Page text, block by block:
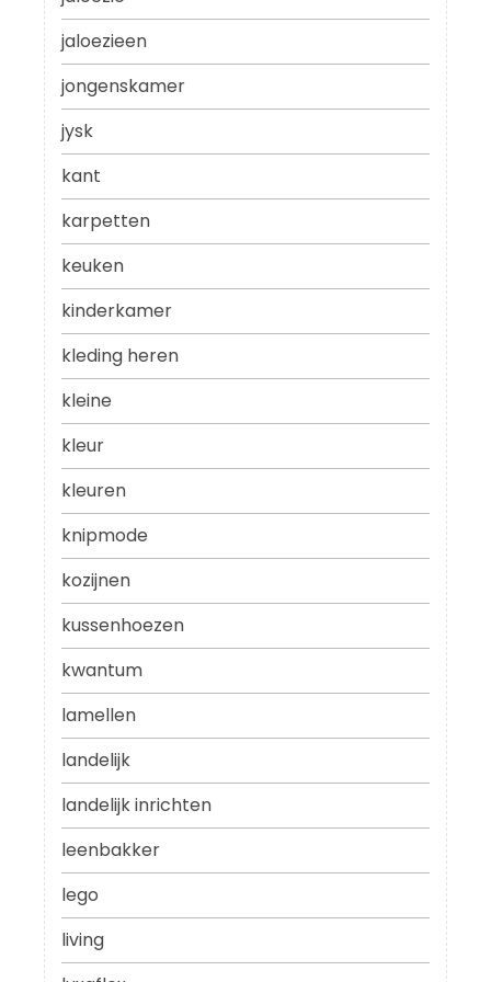
jaloezieen
jongenskamer
jysk
kant
karpetten
keuken
kinderkamer
kleding heren
kleine
kleur
kleuren
knipmode
kozijnen
kussenhoezen
kwantum
lamellen
landelijk
landelijk inrichten
leenbakker
lego
living